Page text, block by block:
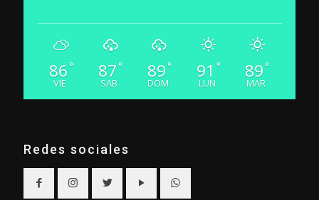
86 °
VIE
87 °
SAB
89 °
DOM
91 °
LUN
89 °
MAR
Redes sociales